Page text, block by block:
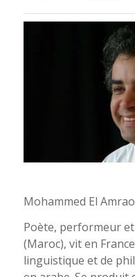
Mohammed
Mohammed El
Poète, performeur
(Maroc), vit en
linguistique et de